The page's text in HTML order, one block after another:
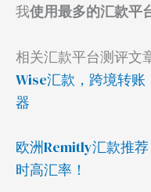
我使用最多的汇款平
相关汇款平台测评文
Wise汇款，跨境转
器
欧洲Remitly汇款推
时高汇率！